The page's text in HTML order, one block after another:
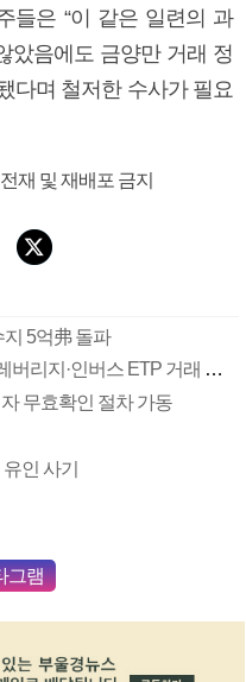
들은 “이 같은 일련의 과
았음에도 금양만 거래 정
다며 철저한 수사가 필요
재 및 재배포 금지
5억弗 돌파
단기간 고수익 노린 개인투자자, 레버리지·인버스 ETP 거래 급증
무효확인 절차 가동
인 사기
그램